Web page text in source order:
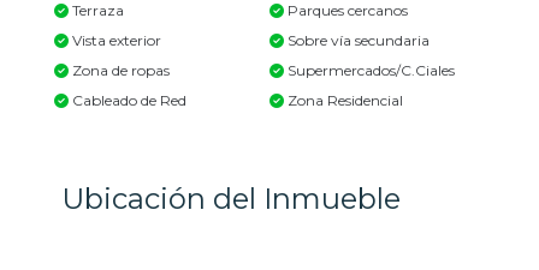
Terraza
Vista exterior
Zona de ropas
Cableado de Red
Parques cercanos
Sobre vía secundaria
Supermercados/C.Ciales
Zona Residencial
Ubicación del Inmueble